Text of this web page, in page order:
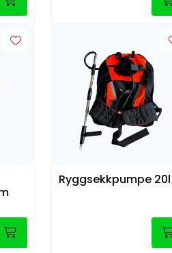
Ryggsekkpumpe 20l